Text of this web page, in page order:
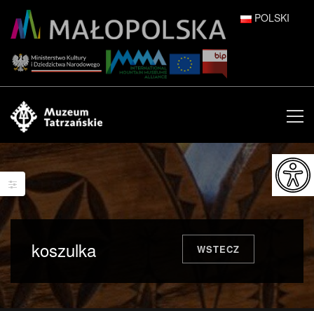
POLSKI
ENGLISH
ESPAÑOL
FRANÇAIS
ITALIANO
日本語
koszulka WSTECZ